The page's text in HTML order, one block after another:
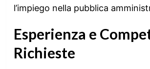
l’impiego nella pubblica
Esperienza e
Richieste